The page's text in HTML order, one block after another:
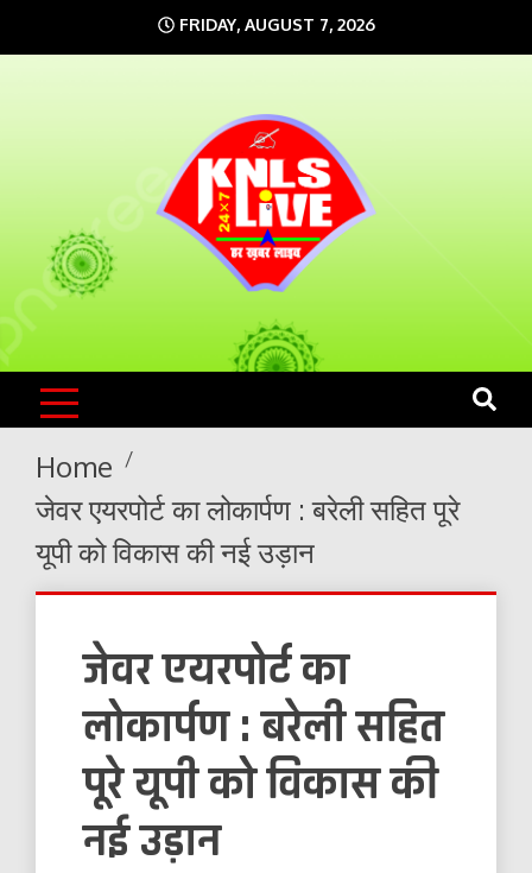
to
FRIDAY, AUGUST 7, 2026
KNLS LIVE
India`s No.1 News Portal
Home
जेवर एयरपोर्ट का लोकार्पण : बरेली सहित पूरे
यूपी को विकास की नई उड़ान
जेवर एयरपोर्ट का
लोकार्पण : बरेली सहित
पूरे यूपी को विकास की
नई उड़ान